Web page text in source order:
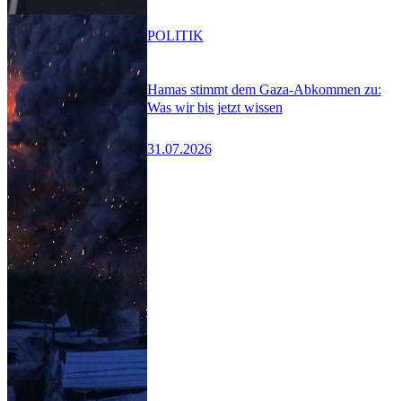
Hamas stimmt dem Gaza-Abkommen zu:
Was wir bis jetzt wissen
31.07.2026
POLITIK